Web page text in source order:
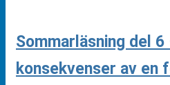
Sommarläsning del 6
konsekvenser av en